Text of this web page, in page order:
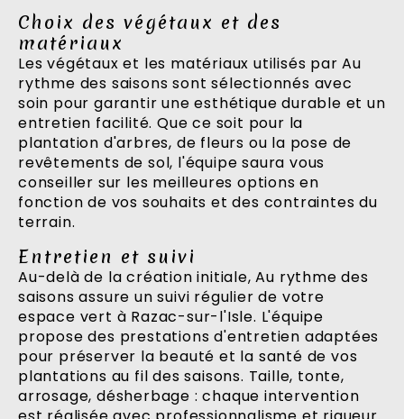
Choix des végétaux et des
matériaux
Les végétaux et les matériaux utilisés par Au
rythme des saisons sont sélectionnés avec
soin pour garantir une esthétique durable et un
entretien facilité. Que ce soit pour la
plantation d'arbres, de fleurs ou la pose de
revêtements de sol, l'équipe saura vous
conseiller sur les meilleures options en
fonction de vos souhaits et des contraintes du
terrain.
Entretien et suivi
Au-delà de la création initiale, Au rythme des
saisons assure un suivi régulier de votre
espace vert à Razac-sur-l'Isle. L'équipe
propose des prestations d'entretien adaptées
pour préserver la beauté et la santé de vos
plantations au fil des saisons. Taille, tonte,
arrosage, désherbage : chaque intervention